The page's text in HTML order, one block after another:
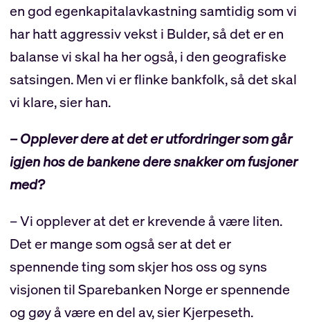
en god egenkapitalavkastning samtidig som vi
har hatt aggressiv vekst i Bulder, så det er en
balanse vi skal ha her også, i den geografiske
satsingen. Men vi er flinke bankfolk, så det skal
vi klare, sier han.
– Opplever dere at det er utfordringer som går
igjen hos de bankene dere snakker om fusjoner
med?
– Vi opplever at det er krevende å være liten.
Det er mange som også ser at det er
spennende ting som skjer hos oss og syns
visjonen til Sparebanken Norge er spennende
og gøy å være en del av, sier Kjerpeseth.